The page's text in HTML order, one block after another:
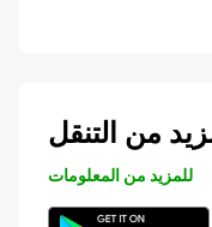
من التنقل
للمزيد من المعلومات